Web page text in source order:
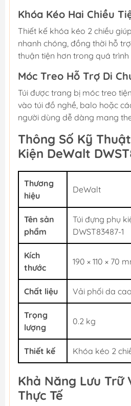
Khóa Kéo Hai Chiều
Thiết kế khóa kéo 2 chiều
nhanh chóng, đồng thời hỗ
thuận tiện hơn trong quá trình
Móc Treo Hỗ Trợ Di
Túi được trang bị móc treo
vào túi đồ nghề, balo hoặc
người dùng dễ dàng mang
Thông Số Kỹ
Kiện DeWalt
Thương
hiệu
DeWalt
Tên sản
phẩm
Túi đựng phụ
DWST83487-1
Kích
thước
190 × 110 × 70
Chất liệu Vải phối da
Trọng
lượng
0.2 kg
Thiết kế Khóa kéo 2
Khả Năng Lưu Trữ
Thực Tế